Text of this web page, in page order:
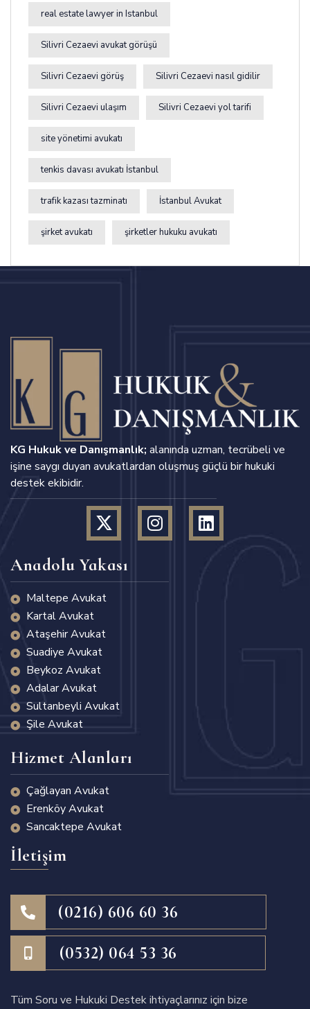
real estate lawyer in Istanbul
Silivri Cezaevi avukat görüşü
Silivri Cezaevi görüş Silivri Cezaevi nasıl gidilir
Silivri Cezaevi ulaşım Silivri Cezaevi yol tarifi
site yönetimi avukatı
tenkis davası avukatı İstanbul
trafik kazası tazminatı İstanbul Avukat
şirket avukatı şirketler hukuku avukatı
KG Hukuk ve Danışmanlık; alanında uzman, tecrübeli ve
işine saygı duyan avukatlardan oluşmuş güçlü bir hukuki
destek ekibidir.
Anadolu Yakası
Maltepe Avukat
Kartal Avukat
Ataşehir Avukat
Suadiye Avukat
Beykoz Avukat
Adalar Avukat
Sultanbeyli Avukat
Şile Avukat
Hizmet Alanları
Çağlayan Avukat
Erenköy Avukat
Sancaktepe Avukat
İletişim
(0216) 606 60 36
(0532) 064 53 36
Tüm Soru ve Hukuki Destek ihtiyaçlarınız için bize